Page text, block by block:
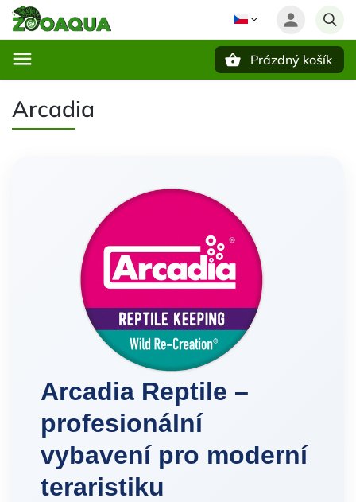
Prázdný košík
Arcadia
Arcadia Reptile –
profesionální
vybavení pro moderní
teraristiku